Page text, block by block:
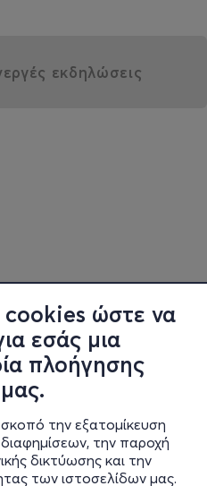
cookies ώστε να
εσάς μια
πλοήγησης
την εξατομίκευση
την παροχή
δικτύωσης και την
των ιστοσελίδων μας.
εκδηλώσεις